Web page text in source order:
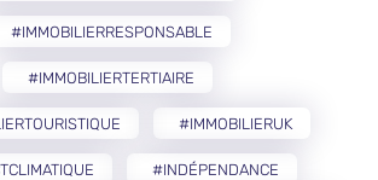
#IMMOBILIERRESPONSABLE
#IMMOBILIERTERTIAIRE
#IMMOBILIERUK
#INDÉPENDANCE